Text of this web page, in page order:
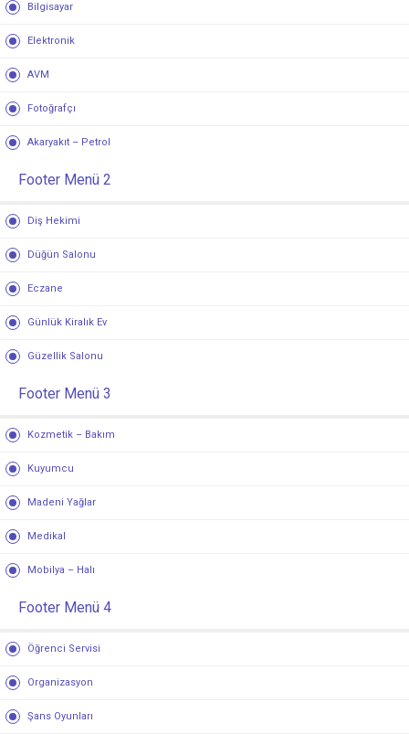
Bilgisayar
Elektronik
AVM
Fotoğrafçı
Akaryakıt – Petrol
Footer Menü 2
Diş Hekimi
Düğün Salonu
Eczane
Günlük Kiralık Ev
Güzellik Salonu
Footer Menü 3
Kozmetik – Bakım
Kuyumcu
Madeni Yağlar
Medikal
Mobilya – Halı
Footer Menü 4
Öğrenci Servisi
Organizasyon
Şans Oyunları